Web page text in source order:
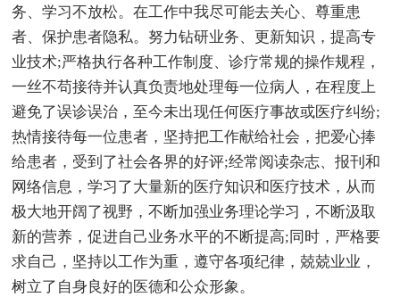
务、学习不放松。在工作中我尽可能去关心、尊重患
者、保护患者隐私。努力钻研业务、更新知识，提高专
业技术;严格执行各种工作制度、诊疗常规的操作规程，
一丝不苟接待并认真负责地处理每一位病人，在程度上
避免了误诊误治，至今未出现任何医疗事故或医疗纠纷;
热情接待每一位患者，坚持把工作献给社会，把爱心捧
给患者，受到了社会各界的好评;经常阅读杂志、报刊和
网络信息，学习了大量新的医疗知识和医疗技术，从而
极大地开阔了视野，不断加强业务理论学习，不断汲取
新的营养，促进自己业务水平的不断提高;同时，严格要
求自己，坚持以工作为重，遵守各项纪律，兢兢业业，
树立了自身良好的医德和公众形象。